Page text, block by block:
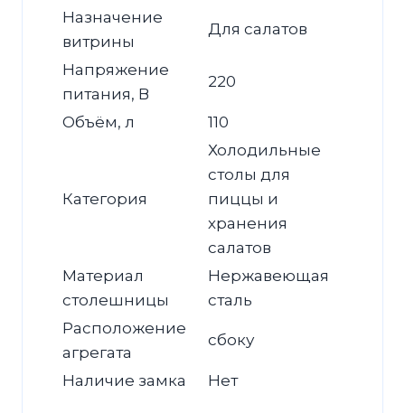
Назначение
витрины
Для салатов
Напряжение
питания, В
220
Объём, л 110
Категория
Холодильные
столы для
пиццы и
хранения
салатов
Материал
столешницы
Нержавеющая
сталь
Расположение
агрегата
сбоку
Наличие замка Нет